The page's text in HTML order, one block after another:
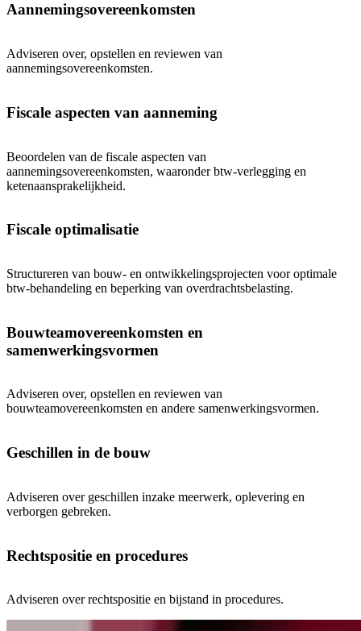
Aannemingsovereenkomsten
Adviseren over, opstellen en reviewen van
aannemingsovereenkomsten.
Fiscale aspecten van aanneming
Beoordelen van de fiscale aspecten van
aannemingsovereenkomsten, waaronder btw-verlegging en
ketenaansprakelijkheid.
Fiscale optimalisatie
Structureren van bouw- en ontwikkelingsprojecten voor optimale
btw-behandeling en beperking van overdrachtsbelasting.
Bouwteamovereenkomsten en
samenwerkingsvormen
Adviseren over, opstellen en reviewen van
bouwteamovereenkomsten en andere samenwerkingsvormen.
Geschillen in de bouw
Adviseren over geschillen inzake meerwerk, oplevering en
verborgen gebreken.
Rechtspositie en procedures
Adviseren over rechtspositie en bijstand in procedures.